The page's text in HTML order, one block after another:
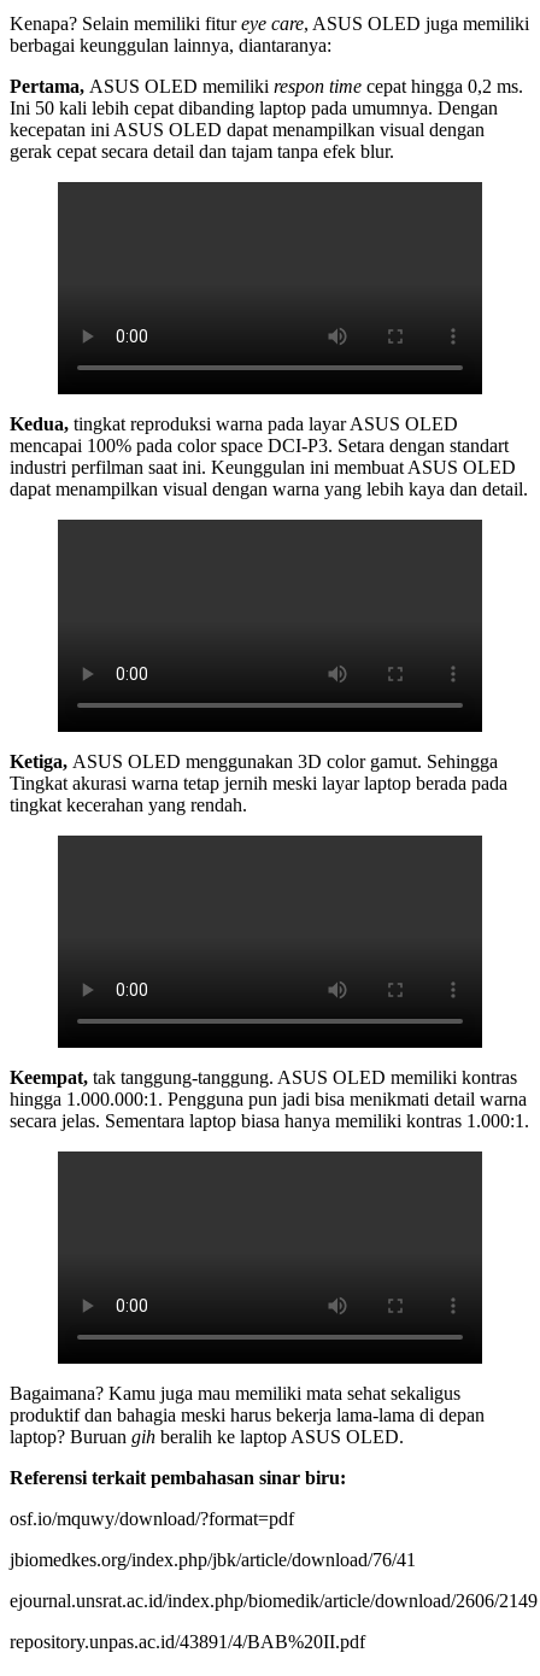
Kenapa? Selain memiliki fitureye care, ASUS OLED juga memiliki
berbagai keunggulan lainnya, diantaranya:
Pertama, ASUS OLED memiliki respon time cepat hingga 0,2 ms.
Ini 50 kali lebih cepat dibanding laptop pada umumnya. Dengan
kecepatan ini ASUS OLED dapat menampilkan visual dengan
gerak cepat secara detail dan tajam tanpa efek blur.
Kedua, tingkat reproduksi warna pada layar ASUS OLED
mencapai 100% pada color space DCI-P3. Setara dengan standart
industri perfilman saat ini. Keunggulan ini membuat ASUS OLED
dapat menampilkan visual dengan warna yang lebih kaya dan detail.
Ketiga, ASUS OLED menggunakan 3D color gamut. Sehingga
Tingkat akurasi warna tetap jernih meski layar laptop berada pada
tingkat kecerahan yang rendah.
Keempat, tak tanggung-tanggung. ASUS OLED memiliki kontras
hingga 1.000.000:1. Pengguna pun jadi bisa menikmati detail warna
secara jelas. Sementara laptop biasa hanya memiliki kontras 1.000:1.
Bagaimana? Kamu juga mau memiliki mata sehat sekaligus
produktif dan bahagia meski harus bekerja lama-lama di depan
laptop? Buruan gih beralih ke laptop ASUS OLED.
Referensi terkait pembahasan sinar biru:
osf.io/mquwy/download/?format=pdf
jbiomedkes.org/index.php/jbk/article/download/76/41
ejournal.unsrat.ac.id/index.php/biomedik/article/download/2606/2149
repository.unpas.ac.id/43891/4/BAB%20II.pdf